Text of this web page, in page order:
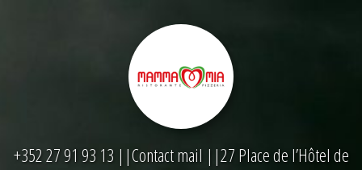
+352 27 91 93 13 ||Contact mail ||27 Place de l’Hôtel de